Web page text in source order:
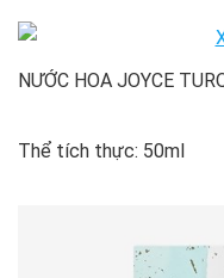
NƯỚC HOA JOYCE
Thể tích thực: 50ml